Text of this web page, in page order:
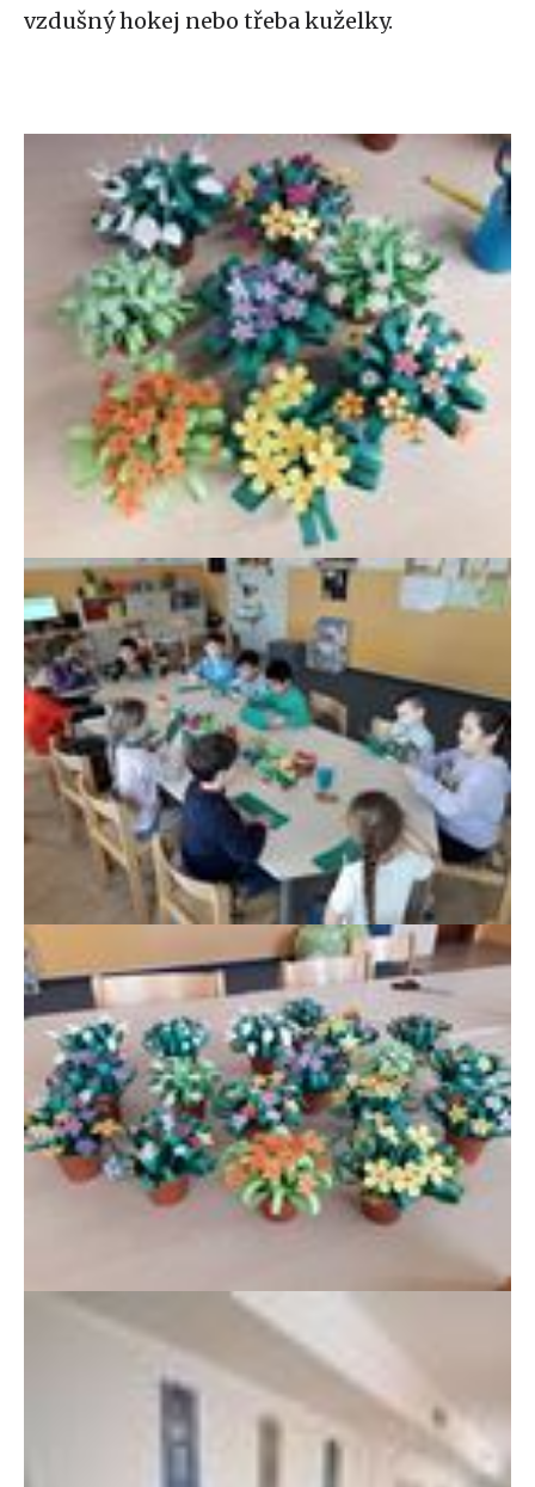
vzdušný hokej nebo třeba kuželky.